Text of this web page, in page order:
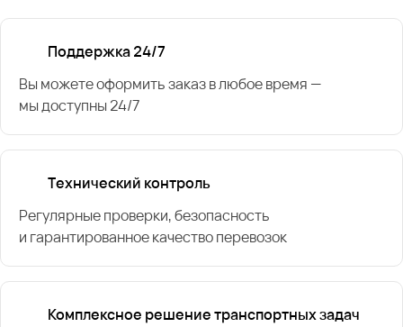
Поддержка 24/7
Вы можете оформить заказ в любое время —
мы доступны 24/7
Технический контроль
Регулярные проверки, безопасность
и гарантированное качество перевозок
Комплексное решение транспортных задач